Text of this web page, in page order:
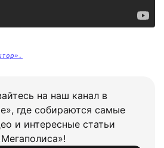
на наш канал в
где собираются самые
и интересные статьи